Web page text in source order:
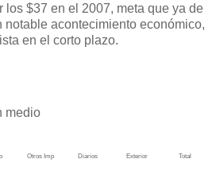
los $37 en el 2007, meta que ya de
notable acontecimiento económico,
en el corto plazo.
medio
Otros Imp Diarios Exterior Total